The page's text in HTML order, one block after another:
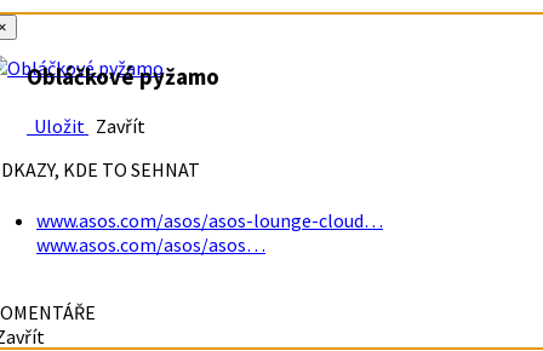
Obláčkové pyžamo
Uložit Zavřít
KDE TO SEHNAT
www.asos.com/asos/asos-lounge-cloud…
www.asos.com/asos/asos…